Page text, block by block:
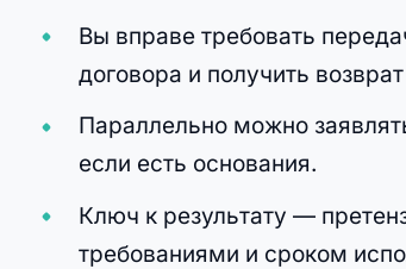
Вы вправе требовать
договора и получить
Параллельно можно
если есть основания.
Ключ к результату —
требованиями и сроком